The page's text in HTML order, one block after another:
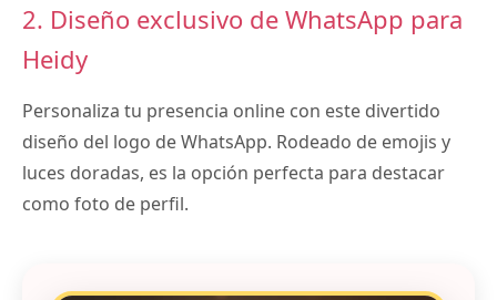
2. Diseño exclusivo de WhatsApp para
Heidy
Personaliza tu presencia online con este divertido
diseño del logo de WhatsApp. Rodeado de emojis y
luces doradas, es la opción perfecta para destacar
como foto de perfil.